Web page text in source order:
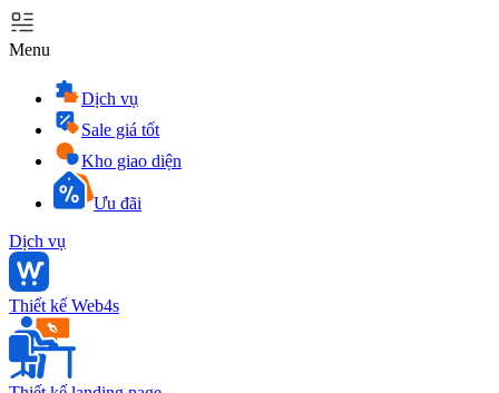
Menu
Dịch vụ
Sale giá tốt
Kho giao diện
Ưu đãi
Dịch vụ
Thiết kế Web4s